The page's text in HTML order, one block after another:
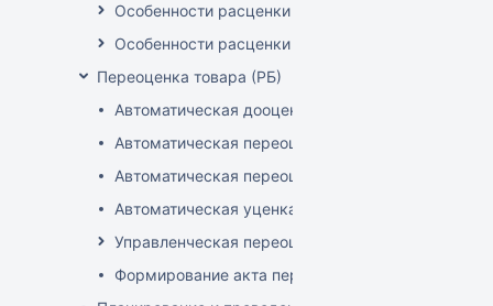
Особенности расценки в РБ
Особенности расценки РФ
Переоценка товара (РБ)
Автоматическая дооценка товаров
Автоматическая переоценка акционного товара
Автоматическая переоценка по прайсам и
Автоматическая уценка товаров
Управленческая переоценка
Формирование акта переоценки